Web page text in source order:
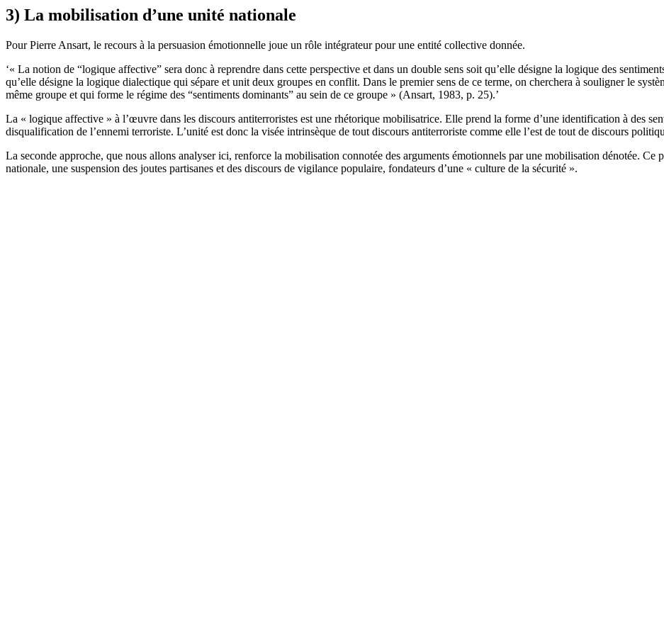
3) La mobilisation d’une unité nationale
Pour Pierre Ansart, le recours à la persuasion émotionnelle joue un rôle intégrateur pour une entité collective donnée.
‘« La notion de “logique affective” sera donc à reprendre dans cette perspective et dans un double sens soit qu’elle désigne la logique des
qu’elle désigne la logique dialectique qui sépare et unit deux groupes en conflit. Dans le premier sens de ce terme, on cherchera à souligner le
même groupe et qui forme le régime des “sentiments dominants” au sein de ce groupe » (Ansart, 1983, p. 25).’
La « logique affective » à l’œuvre dans les discours antiterroristes est une rhétorique mobilisatrice. Elle prend la forme d’une identification à des
disqualification de l’ennemi terroriste. L’unité est donc la visée intrinsèque de tout discours antiterroriste comme elle l’est de tout de discours
La seconde approche, que nous allons analyser ici, renforce la mobilisation connotée des arguments émotionnels par une mobilisation dénotée. Ce
nationale, une suspension des joutes partisanes et des discours de vigilance populaire, fondateurs d’une « culture de la sécurité ».